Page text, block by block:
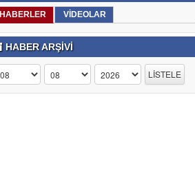
HABERLER VİDEOLAR
HABER ARŞİVİ